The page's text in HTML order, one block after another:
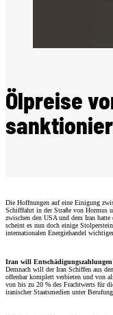
Ölpreise
Die Hoffnungen auf eine Einigung
Schifffahrt in der Straße von Hormus
zwischen den USA und dem Iran
scheint es nun doch einige
internationalen Energiehandel
Iran will
Demnach will der Iran Schiffen aus
offenbar komplett verbieten und von
von bis zu 20 % des Frachtwerts für
iranischer Staatsmedien unter